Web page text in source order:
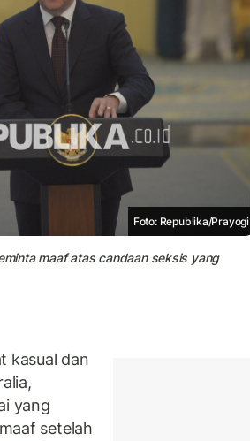
Foto: Republika/Prayogi
maaf atas candaan seksis yang
kasual dan
yang
setelah